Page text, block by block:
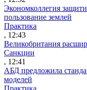
Экономколлегия
пользование землей
Практика
, 12:43
Великобритания
Санкции
, 12:41
АБД предложила
моделей
Практика